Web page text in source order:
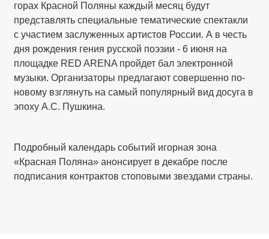
горах Красной Поляны каждый месяц будут
представлять специальные тематические спектакли
с участием заслуженных артистов России. А в честь
дня рождения гения русской поэзии - 6 июня на
площадке RED ARENA пройдет бал электронной
музыки. Организаторы предлагают совершенно по-
новому взглянуть на самый популярный вид досуга в
эпоху А.С. Пушкина.
Подробный календарь событий игорная зона
«Красная Поляна» анонсирует в декабре после
подписания контрактов стоповыми звездами страны.